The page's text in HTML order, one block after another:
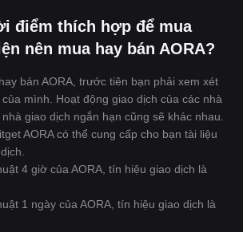
điểm thích hợp để mua
nên mua hay bán AORA?
bán AORA, trước tiên bạn phải xem xét
mình. Hoạt động giao dịch của các nhà
giao dịch ngắn hạn cũng sẽ khác nhau.
AORA có thể cung cấp cho bạn tài liệu
4 giờ của AORA, tín hiệu giao dịch là
1 ngày của AORA, tín hiệu giao dịch là